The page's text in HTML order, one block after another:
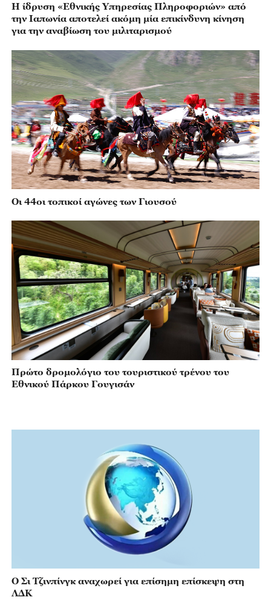
Η ίδρυση «Εθνικής Υπηρεσίας Πληροφοριών» από
την Ιαπωνία αποτελεί ακόμη μία επικίνδυνη κίνηση
για την αναβίωση του μιλιταρισμού
Οι 44οι τοπικοί αγώνες των Γιουσού
Πρώτο δρομολόγιο του τουριστικού τρένου του
Εθνικού Πάρκου Γουγισάν
Ο Σι Τζινπίνγκ αναχωρεί για επίσημη επίσκεψη στη
ΛΔΚ